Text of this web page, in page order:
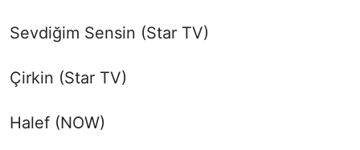
Sevdiğim Sensin (Star TV)
Çirkin (Star TV)
Halef (NOW)